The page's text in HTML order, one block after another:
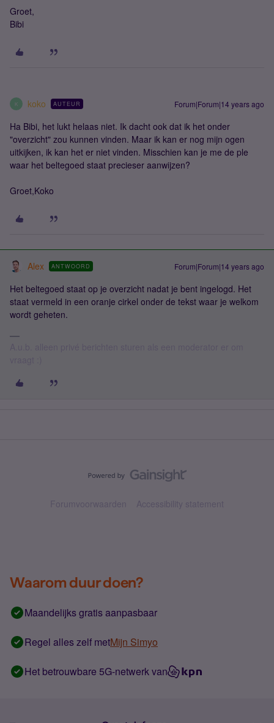
Groet,
Bibi
K koko AUTEUR Forum|Forum|14 years ago
Ha Bibi, het lukt helaas niet. Ik dacht ook dat ik het onder
"overzicht" zou kunnen vinden. Maar ik kan er nog mijn ogen
uitkijken, ik kan het er niet vinden. Misschien kan je me de ple
waar het beltegoed staat precieser aanwijzen?
Groet,Koko
Alex ANTWOORD Forum|Forum|14 years ago
Het beltegoed staat op je overzicht nadat je bent ingelogd. Het
staat vermeld in een oranje cirkel onder de tekst waar je welkom
wordt geheten.
Forumvoorwaarden Accessibility statement
Waarom duur doen?
Maandelijks gratis aanpasbaar
Regel alles zelf metMijn Simyo
Het betrouwbare 5G-netwerk van